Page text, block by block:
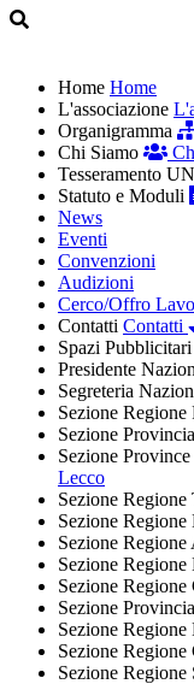
Home Home
L'associazione
Organigramma
Chi Siamo
Tesseramento
Statuto e Moduli
News
Eventi
Convenzioni
Audizioni
Cerco/Offro
Contatti Contatti
Spazi Pubblicitari
Presidente
Segreteria
Sezione Regione
Sezione
Sezione
Lecco
Sezione Regione
Sezione Regione
Sezione Regione
Sezione Regione
Sezione Regione
Sezione
Sezione Regione
Sezione Regione
Sezione Regione